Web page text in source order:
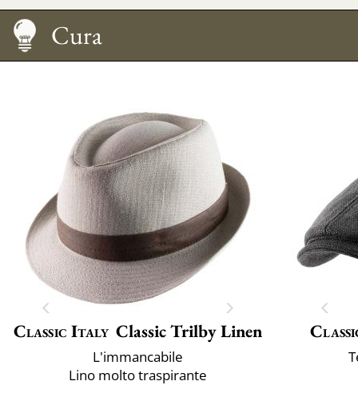
Taglia
Cura
Classic Italy Classic Trilby Linen
L'immancabile
Lino molto traspirante